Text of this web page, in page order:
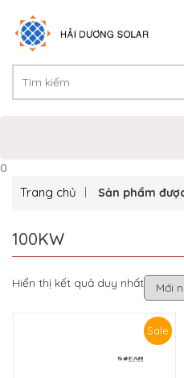
0
Trang chủ Sản phẩm
100KW
Hiển thị kết quả duy nhất
Sale